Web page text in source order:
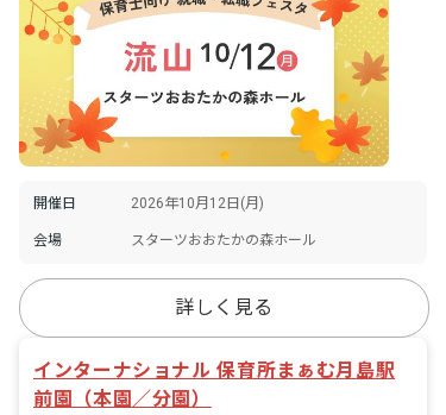
開催日 2026年10月12日(月)
会場 スターツおおたかの森ホール
詳しく見る
インターナショナル 保育所まぁむ月島駅
前園（本園／分園）